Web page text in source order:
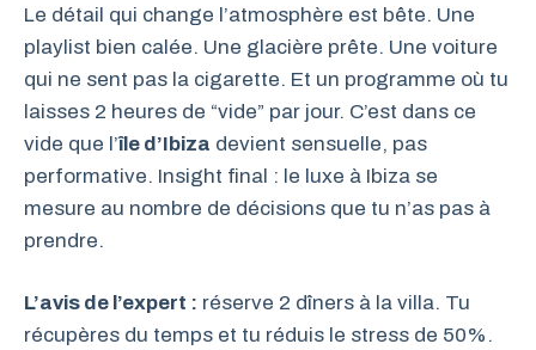
Le détail qui change l’atmosphère est bête. Une
playlist bien calée. Une glacière prête. Une voiture
qui ne sent pas la cigarette. Et un programme où tu
laisses 2 heures de “vide” par jour. C’est dans ce
vide que l’île d’Ibiza devient sensuelle, pas
performative. Insight final : le luxe à Ibiza se
mesure au nombre de décisions que tu n’as pas à
prendre.
L’avis de l’expert : réserve 2 dîners à la villa. Tu
récupères du temps et tu réduis le stress de 50%.